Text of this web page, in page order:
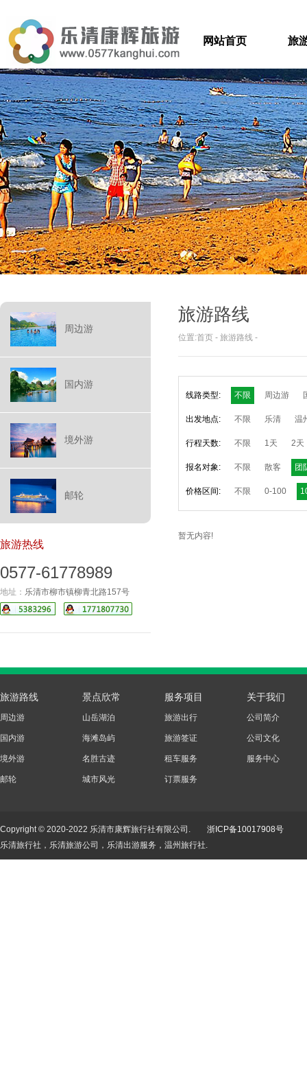
网站首页 旅
周边游
国内游
境外游
邮轮
旅游热线
0577-61778989
地址： 乐清市柳市镇柳青北路157号
旅游路线
位置:首页 - 旅游路线 -
线路类型: 不限 周边游
出发地点: 不限 乐清 温
行程天数: 不限 1天 2天
报名对象: 不限 散客 团
价格区间: 不限 0-100
暂无内容!
旅游路线
周边游
国内游
境外游
邮轮
景点欣常
山岳湖泊
海滩岛屿
名胜古迹
城市风光
服务项目
旅游出行
旅游签证
租车服务
订票服务
关于我们
公司简介
公司文化
服务中心
Copyright © 2020-2022 乐清市康辉旅行社有限公司. 浙ICP备10017908号
乐清旅行社，乐清旅游公司，乐清出游服务，温州旅行社.